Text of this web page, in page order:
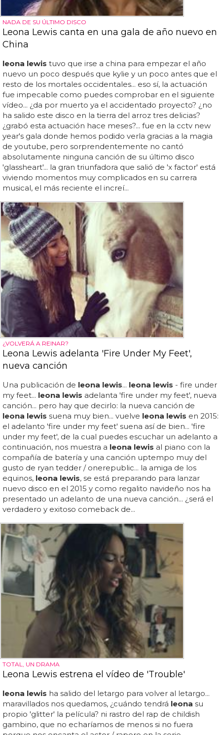
NADA DE SU ÚLTIMO DISCO
Leona Lewis canta en una gala de año nuevo en
China
leona lewis tuvo que irse a china para empezar el año
nuevo un poco después que kylie y un poco antes que el
resto de los mortales occidentales... eso sí, la actuación
fue impecable como puedes comprobar en el siguiente
vídeo... ¿da por muerto ya el accidentado proyecto? ¿no
ha salido este disco en la tierra del arroz tres delicias?
¿grabó esta actuación hace meses?... fue en la cctv new
year's gala donde hemos podido verla gracias a la magia
de youtube, pero sorprendentemente no cantó
absolutamente ninguna canción de su último disco
'glassheart'... la gran triunfadora que salió de 'x factor' está
viviendo momentos muy complicados en su carrera
musical, el más reciente el increí...
¿VOLVERÁ A REINAR?
Leona Lewis adelanta 'Fire Under My Feet',
nueva canción
Una publicación de leona lewis... leona lewis - fire under
my feet... leona lewis adelanta 'fire under my feet', nueva
canción... pero hay que decirlo: la nueva canción de
leona lewis suena muy bien... vuelve leona lewis en 2015:
el adelanto 'fire under my feet' suena así de bien... 'fire
under my feet', de la cual puedes escuchar un adelanto a
continuación, nos muestra a leona lewis al piano con la
compañía de batería y una canción uptempo muy del
gusto de ryan tedder / onerepublic... la amiga de los
equinos, leona lewis, se está preparando para lanzar
nuevo disco en el 2015 y como regalito navideño nos ha
presentado un adelanto de una nueva canción... ¿será el
verdadero y exitoso comeback de...
TOTAL, UN DRAMA
Leona Lewis estrena el vídeo de 'Trouble'
leona lewis ha salido del letargo para volver al letargo...
maravillados nos quedamos, ¿cuándo tendrá leona su
propio 'glitter' la película? ni rastro del rap de childish
gambino, que no echaríamos de menos si no fuera